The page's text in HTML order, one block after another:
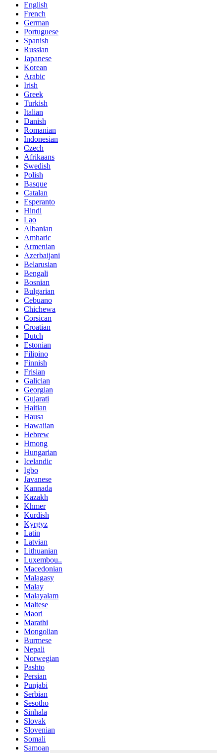
English
French
German
Portuguese
Spanish
Russian
Japanese
Korean
Arabic
Irish
Greek
Turkish
Italian
Danish
Romanian
Indonesian
Czech
Afrikaans
Swedish
Polish
Basque
Catalan
Esperanto
Hindi
Lao
Albanian
Amharic
Armenian
Azerbaijani
Belarusian
Bengali
Bosnian
Bulgarian
Cebuano
Chichewa
Corsican
Croatian
Dutch
Estonian
Filipino
Finnish
Frisian
Galician
Georgian
Gujarati
Haitian
Hausa
Hawaiian
Hebrew
Hmong
Hungarian
Icelandic
Igbo
Javanese
Kannada
Kazakh
Khmer
Kurdish
Kyrgyz
Latin
Latvian
Lithuanian
Luxembou..
Macedonian
Malagasy
Malay
Malayalam
Maltese
Maori
Marathi
Mongolian
Burmese
Nepali
Norwegian
Pashto
Persian
Punjabi
Serbian
Sesotho
Sinhala
Slovak
Slovenian
Somali
Samoan